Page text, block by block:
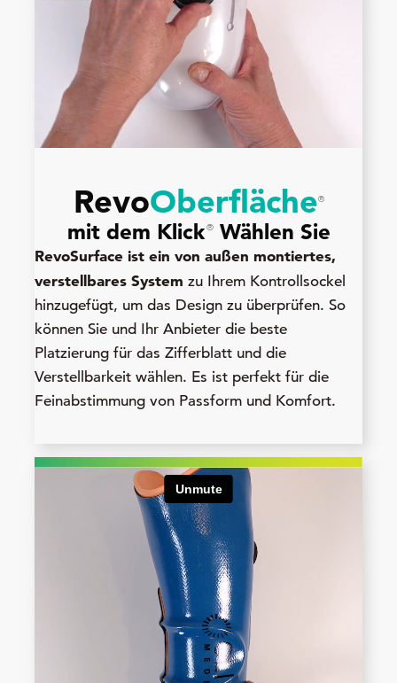
RevoOberfläche®
mit dem Klick®Wählen Sie
RevoSurface ist ein von außen montiertes,
verstellbares System zu Ihrem Kontrollsockel
hinzugefügt, um das Design zu überprüfen. So
können Sie und Ihr Anbieter die beste
Platzierung für das Zifferblatt und die
Verstellbarkeit wählen. Es ist perfekt für die
Feinabstimmung von Passform und Komfort.